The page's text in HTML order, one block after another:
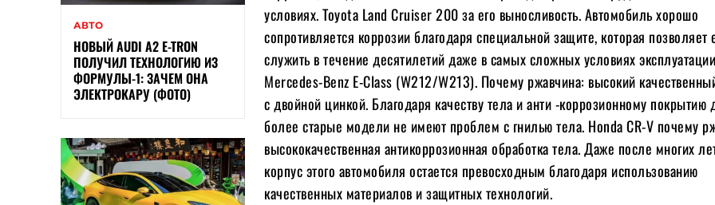
АВТО
НОВЫЙ AUDI A2 E-TRON
ПОЛУЧИЛ ТЕХНОЛОГИЮ ИЗ
ФОРМУЛЫ-1: ЗАЧЕМ ОНА
ЭЛЕКТРОКАРУ (ФОТО)
условиях. Toyota Land Cruiser 200 за его выносливость. Автомобиль хорошо
сопротивляется коррозии благодаря специальной защите, которая позволяет
служить в течение десятилетий даже в самых сложных условиях
Mercedes-Benz E-Class (W212/W213). Почему ржавчина: высокий
с двойной цинкой. Благодаря качеству тела и анти -коррозионному покрытию
более старые модели не имеют проблем с гнилью тела. Honda CR-V почему
высококачественная антикоррозионная обработка тела. Даже после многих
корпус этого автомобиля остается превосходным благодаря использованию
качественных материалов и защитных технологий.